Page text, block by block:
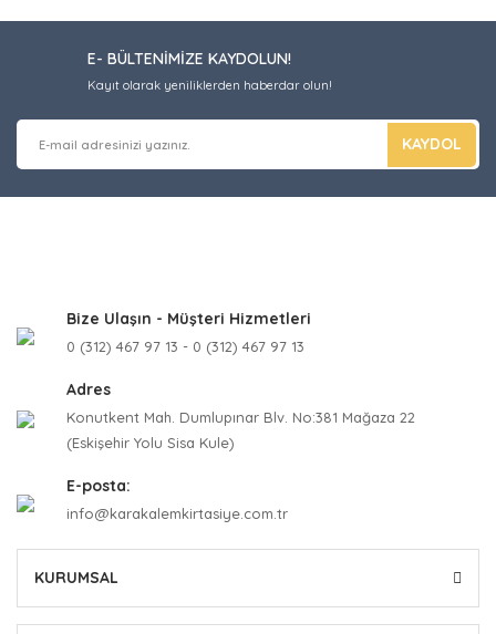
E- BÜLTENİMİZE KAYDOLUN!
Kayıt olarak yeniliklerden haberdar olun!
KAYDOL
Bize Ulaşın - Müşteri Hizmetleri
0 (312) 467 97 13 - 0 (312) 467 97 13
Adres
Konutkent Mah. Dumlupınar Blv. No:381 Mağaza 22
(Eskişehir Yolu Sisa Kule)
E-posta:
info@karakalemkirtasiye.com.tr
KURUMSAL